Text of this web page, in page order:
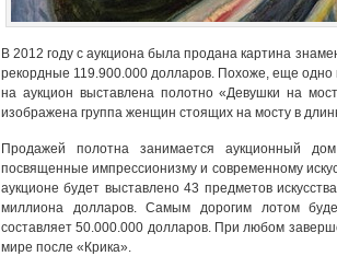
В 2012 году с аукциона была продана картина
рекордные 119.900.000 долларов. Похоже, еще одно
на аукцион выставлена полотно «Девушки на
изображена группа женщин стоящих на мосту в
Продажей полотна занимается аукционный
посвященные импрессионизму и современному
аукционе будет выставлено 43 предметов
миллиона долларов. Самым дорогим лотом
составляет 50.000.000 долларов. При любом
мире после «Крика».